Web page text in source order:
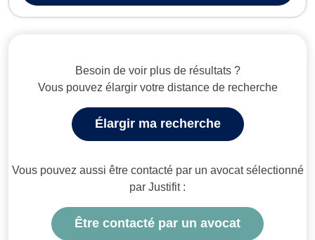
Besoin de voir plus de résultats ?
Vous pouvez élargir votre distance de recherche
Élargir ma recherche
Vous pouvez aussi être contacté par un avocat sélectionné
par Justifit :
Être contacté par un avocat